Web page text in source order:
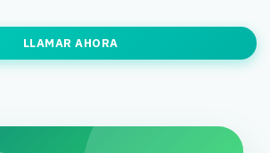
LLAMAR AHORA